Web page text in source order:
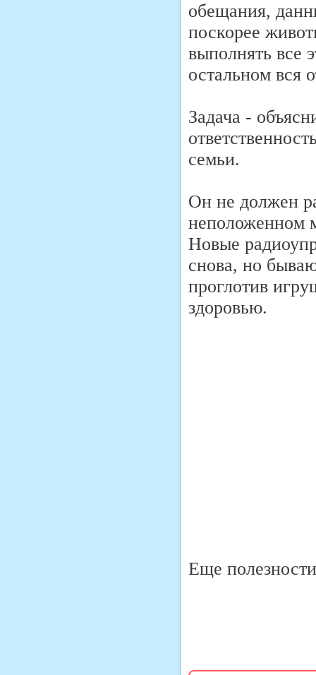
обещания,
поскорее
выполнять все
остальном вся
Задача -
семьи.
Он не должен
неположенном
Новые
снова, но
проглотив
здоровью.
Еще